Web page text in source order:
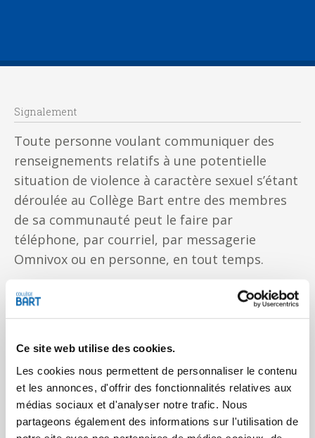
Ce site web utilise des cookies.
Les cookies nous permettent de personnaliser le contenu
et les annonces, d'offrir des fonctionnalités relatives aux
médias sociaux et d'analyser notre trafic. Nous
partageons également des informations sur l'utilisation de
Signalement
Toute personne voulant communiquer des
renseignements relatifs à une potentielle
situation de violence à caractère sexuel s’étant
déroulée au Collège Bart entre des membres
de sa communauté peut le faire par
téléphone, par courriel, par messagerie
Omnivox ou en personne, en tout temps.
La personne requérante peut conserver
Plainte
Toute personne visée par laPolitique visant à
prévenir et combattre les violences à caractère
sexuel du Collège Bartpeut, en tout temps,
déposer une plainte si elle estime avoir été